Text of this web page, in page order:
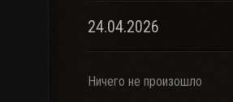
24.04.2026
Ничего не произошло